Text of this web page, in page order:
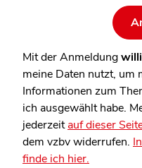
Mit der Anmeldung
meine Daten nutzt, um
Informationen zum
ich ausgewählt habe.
jederzeitauf dieser
dem vzbv widerrufen.
finde ich hier.